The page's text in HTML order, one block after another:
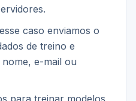
caso enviamos o
de treino e
e-mail ou
para treinar modelos